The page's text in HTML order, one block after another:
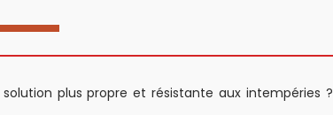
plus propre et résistante aux intempéries